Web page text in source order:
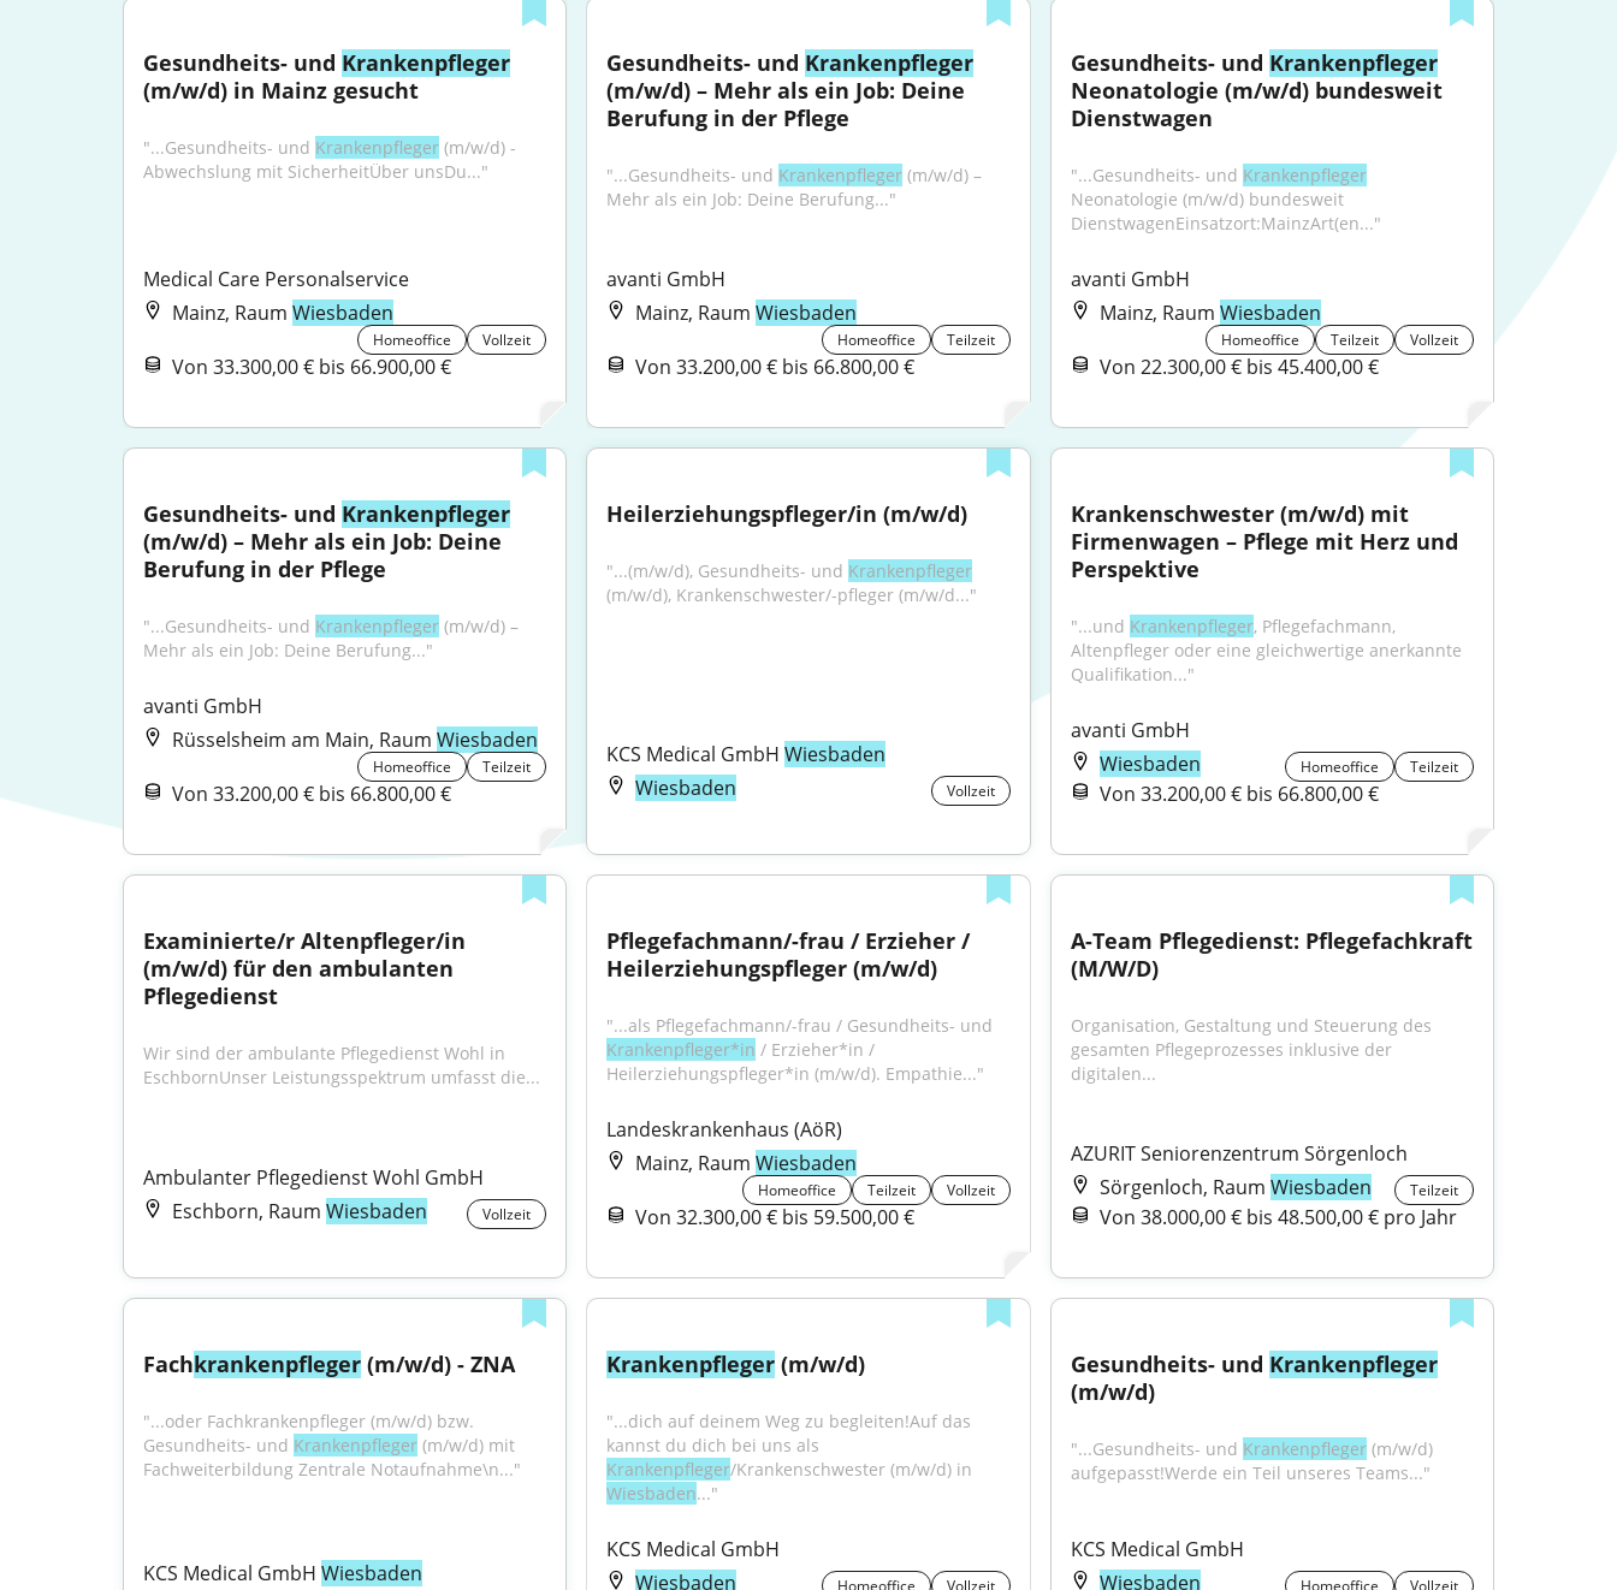
Gesundheits- und Krankenpfleger
(m/w/d) in Mainz gesucht
"...Gesundheits- und Krankenpfleger (m/w/d) -
Abwechslung mit SicherheitÜber unsDu..."
Medical Care Personalservice
Mainz, Raum Wiesbaden
Homeoffice Vollzeit
Von 33.300,00 € bis 66.900,00 €
Gesundheits- und Krankenpfleger
(m/w/d) – Mehr als ein Job: Deine
Berufung in der Pflege
"...Gesundheits- und Krankenpfleger (m/w/d) –
Mehr als ein Job: Deine Berufung..."
avanti GmbH
Mainz, RaumWiesbaden
Homeoffice Teilzeit
Von 33.200,00 € bis 66.800,00 €
Gesundheits- und Krankenpfleger
Neonatologie (m/w/d) bundesweit
Dienstwagen
"...Gesundheits- und Krankenpfleger
Neonatologie (m/w/d) bundesweit
DienstwagenEinsatzort:MainzArt(en..."
avanti GmbH
Mainz, Raum Wiesbaden
Homeoffice Teilzeit Vollzeit
Von 22.300,00 € bis 45.400,00 €
Gesundheits- und Krankenpfleger
(m/w/d) – Mehr als ein Job: Deine
Berufung in der Pflege
"...Gesundheits- und Krankenpfleger (m/w/d) –
Mehr als ein Job: Deine Berufung..."
avanti GmbH
Rüsselsheim am Main, Raum Wiesbaden
Homeoffice Teilzeit
Von 33.200,00 € bis 66.800,00 €
Heilerziehungspfleger/in (m/w/d)
"...(m/w/d), Gesundheits- und Krankenpfleger
(m/w/d), Krankenschwester/-pfleger (m/w/d..."
KCS Medical GmbH Wiesbaden
Wiesbaden
Vollzeit
Krankenschwester (m/w/d) mit
Firmenwagen – Pflege mit Herz und
Perspektive
"...und Krankenpfleger, Pflegefachmann,
Altenpfleger oder eine gleichwertige anerkannte
Qualifikation..."
avanti GmbH
Wiesbaden
Homeoffice Teilzeit
Von 33.200,00 € bis 66.800,00 €
Examinierte/r Altenpfleger/in
(m/w/d) für den ambulanten
Pflegedienst
Wir sind der ambulante Pflegedienst Wohl in
EschbornUnser Leistungsspektrum umfasst die...
Ambulanter Pflegedienst Wohl GmbH
Eschborn, Raum Wiesbaden Vollzeit
Pflegefachmann/-frau / Erzieher /
Heilerziehungspfleger (m/w/d)
Krankenpfleger*in / Erzieher*in /
Heilerziehungspfleger*in (m/w/d). Empathie..."
Landeskrankenhaus (AöR)
Mainz, RaumWiesbaden
Homeoffice Teilzeit Vollzeit
Von 32.300,00 € bis 59.500,00 €
A-Team Pflegedienst: Pflegefachkraft
(M/W/D)
Organisation, Gestaltung und Steuerung des
gesamten Pflegeprozesses inklusive der
digitalen...
AZURIT Seniorenzentrum Sörgenloch
Sörgenloch, Raum Wiesbaden Teilzeit
Von 38.000,00 € bis 48.500,00 € pro Jahr
Fachkrankenpfleger (m/w/d) - ZNA
"...oder Fachkrankenpfleger (m/w/d) bzw.
Gesundheits- und Krankenpfleger (m/w/d) mit
Fachweiterbildung Zentrale Notaufnahme\n..."
KCS Medical GmbH Wiesbaden
Krankenpfleger (m/w/d)
"...dich auf deinem Weg zu begleiten!Auf das
Krankenpfleger
Wiesbaden..."
KCS Medical GmbH
Wiesbaden
Homeoffice Vollzeit
Gesundheits- und Krankenpfleger
(m/w/d)
"...Gesundheits- und Krankenpfleger (m/w/d)
aufgepasst!Werde ein Teil unseres Teams..."
KCS Medical GmbH
Wiesbaden
Homeoffice Vollzeit